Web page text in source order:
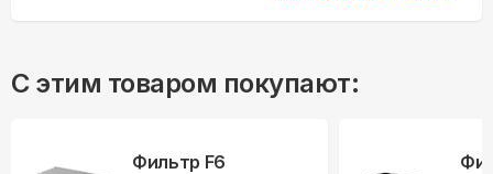
С этим товаром покупают:
Фильтр F6